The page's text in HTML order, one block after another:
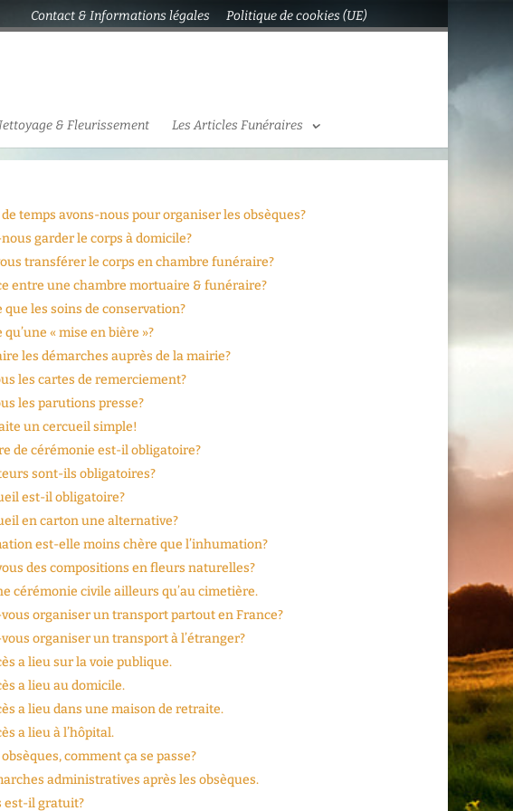
Contact & Informations légales Politique de cookies (UE)
& Fleurissement Les Articles Funéraires
temps avons-nous pour organiser les obsèques?
garder le corps à domicile?
transférer le corps en chambre funéraire?
entre une chambre mortuaire & funéraire?
que les soins de conservation?
qu’une « mise en bière »?
les démarches auprès de la mairie?
les cartes de remerciement?
les parutions presse?
un cercueil simple!
de cérémonie est-il obligatoire?
sont-ils obligatoires?
est-il obligatoire?
en carton une alternative?
est-elle moins chère que l’inhumation?
des compositions en fleurs naturelles?
cérémonie civile ailleurs qu’au cimetière.
organiser un transport partout en France?
organiser un transport à l’étranger?
a lieu sur la voie publique.
a lieu au domicile.
a lieu dans une maison de retraite.
a lieu à l’hôpital.
comment ça se passe?
administratives après les obsèques.
est-il gratuit?